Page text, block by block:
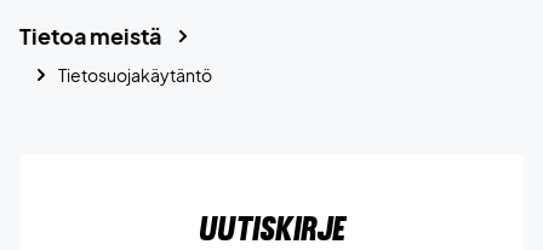
Tietoa meistä
Tietosuojakäytäntö
Uutiskirje